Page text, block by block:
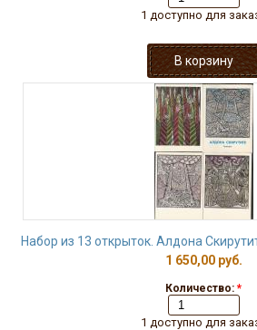
1 доступно для
Набор из 13 открыток. Алдона
1 650,00 руб.
Количество: *
1 доступно для